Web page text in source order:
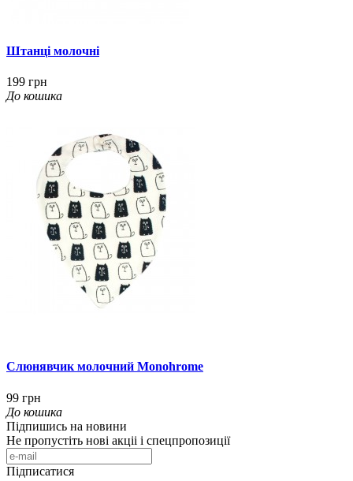
Штанці молочні
199 грн
До кошика
Слюнявчик молочний Monohrome
99 грн
До кошика
Підпишись на новини
Не пропустіть нові акціі і спецпропозиції
Підписатися